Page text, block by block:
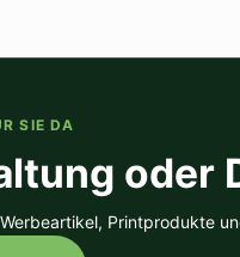
SIE DA
oder
Printprodukte